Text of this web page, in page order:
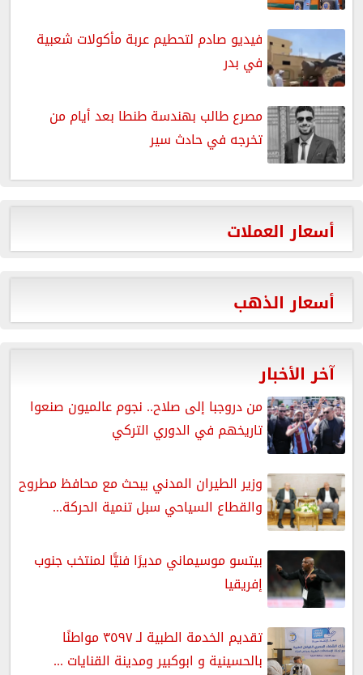
فيديو صادم لتحطيم عربة مأكولات شعبية
في بدر
مصرع طالب بهندسة طنطا بعد أيام من
تخرجه في حادث سير
أسعار العملات
أسعار الذهب
آخر الأخبار
من دروجبا إلى صلاح.. نجوم عالميون صنعوا
تاريخهم في الدوري التركي
وزير الطيران المدني يبحث مع محافظ مطروح
والقطاع السياحي سبل تنمية الحركة...
بيتسو موسيماني مديرًا فنيًّا لمنتخب جنوب
إفريقيا
تقديم الخدمة الطبية لـ ٣٥٩٧ مواطنًا
بالحسينية و ابوكبير ومدينة القنايات ...